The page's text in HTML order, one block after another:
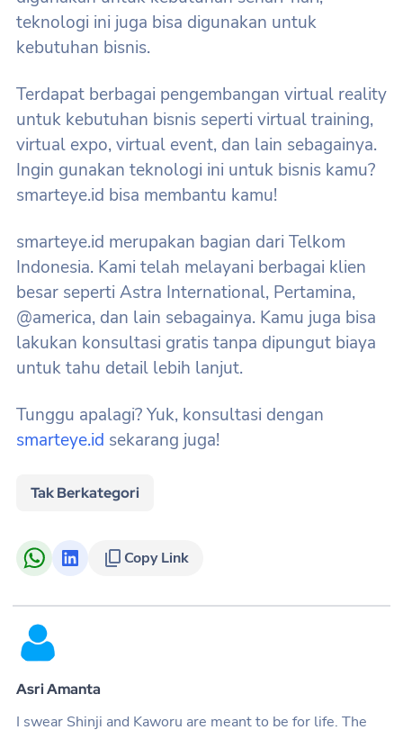
teknologi ini juga bisa digunakan untuk
kebutuhan bisnis.
Terdapat berbagai pengembangan virtual reality
untuk kebutuhan bisnis seperti virtual training,
virtual expo, virtual event, dan lain sebagainya.
Ingin gunakan teknologi ini untuk bisnis kamu?
smarteye.id bisa membantu kamu!
smarteye.id merupakan bagian dari Telkom
Indonesia. Kami telah melayani berbagai klien
besar seperti Astra International, Pertamina,
@america, dan lain sebagainya. Kamu juga bisa
lakukan konsultasi gratis tanpa dipungut biaya
untuk tahu detail lebih lanjut.
Tunggu apalagi? Yuk, konsultasi dengan
smarteye.id sekarang juga!
Tak Berkategori
Copy Link
Asri Amanta
I swear Shinji and Kaworu are meant to be for life. The